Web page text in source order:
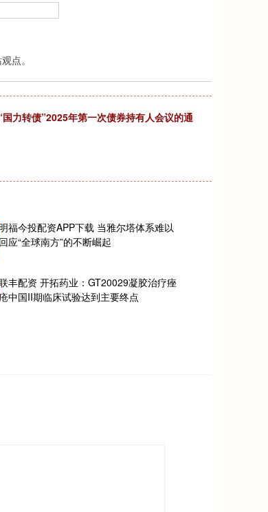
点。
力转债”2025年第一次债券持有人会议的通
福今投配资APP下载 当雅尔塔体系难以
应“全球南方”的不断崛起
丰配资 开拓药业：GT20029凝胶治疗痤
中国II期临床试验达到主要终点